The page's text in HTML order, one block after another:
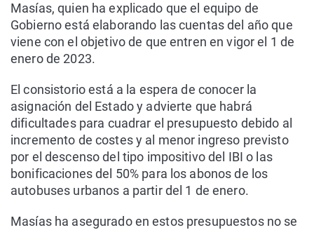
Masías, quien ha explicado que el equipo de
Gobierno está elaborando las cuentas del año que
viene con el objetivo de que entren en vigor el 1 de
enero de 2023.
El consistorio está a la espera de conocer la
asignación del Estado y advierte que habrá
dificultades para cuadrar el presupuesto debido al
incremento de costes y al menor ingreso previsto
por el descenso del tipo impositivo del IBI o las
bonificaciones del 50% para los abonos de los
autobuses urbanos a partir del 1 de enero.
Masías ha asegurado en estos presupuestos no se